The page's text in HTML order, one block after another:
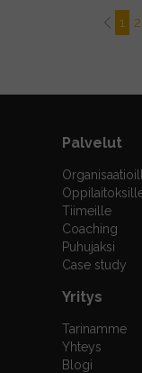
1 2
Tarinamme
Yhteys
Blogi
Tiimeille
Coaching
Puhujaksi
Case study
Yritys
Palvelut